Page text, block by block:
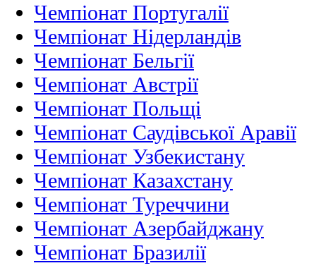
Чемпіонат Португалії
Чемпіонат Нідерландiв
Чемпіонат Бельгії
Чемпіонат Австрії
Чемпіонат Польщі
Чемпіонат Саудівської Аравії
Чемпіонат Узбекистану
Чемпіонат Казахстану
Чемпіонат Туреччини
Чемпіонат Азербайджану
Чемпіонат Бразилії